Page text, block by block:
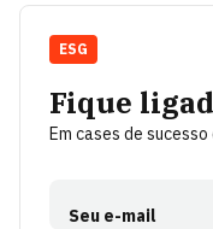
Fique
Em cases de
Seu e-mail
ESG